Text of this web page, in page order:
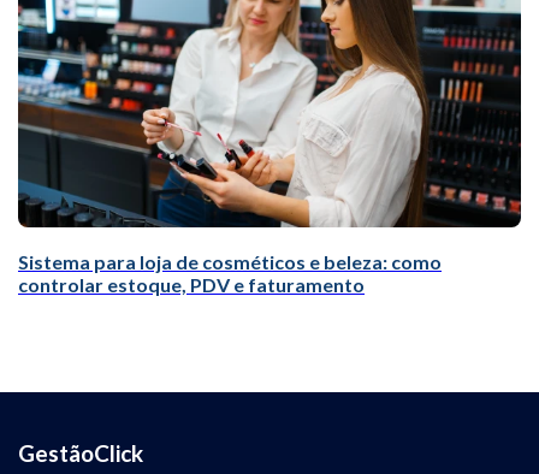
Sistema para loja de cosméticos e beleza: como
controlar estoque, PDV e faturamento
GestãoClick